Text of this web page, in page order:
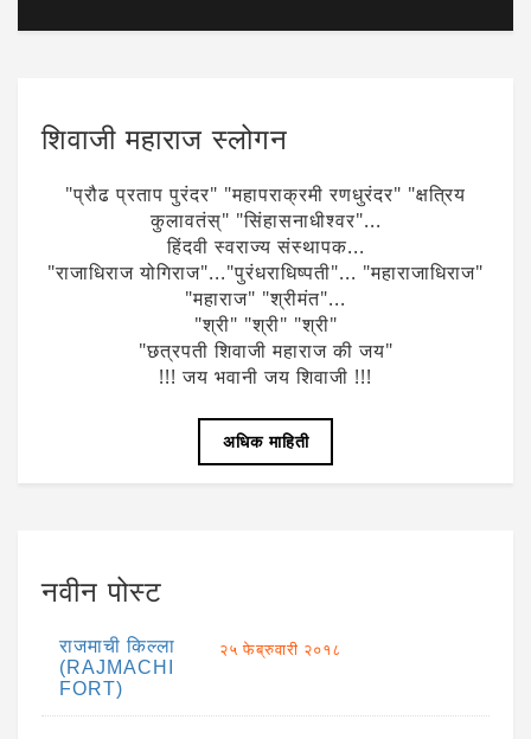
शिवाजी महाराज स्लोगन
"प्रौढ प्रताप पुरंदर" "महापराक्रमी रणधुरंदर" "क्षत्रिय
कुलावतंस्" "सिंहासनाधीश्वर"...
हिंदवी स्वराज्य संस्थापक...
"राजाधिराज योगिराज"..."पुरंधराधिष्पती"... "महाराजाधिराज"
"महाराज" "श्रीमंत"...
"श्री" "श्री" "श्री"
"छत्रपती शिवाजी महाराज की जय"
!!! जय भवानी जय शिवाजी !!!
अधिक माहिती
नवीन पोस्ट
राजमाची किल्ला
(RAJMACHI
FORT)
२५ फेब्रुवारी २०१८